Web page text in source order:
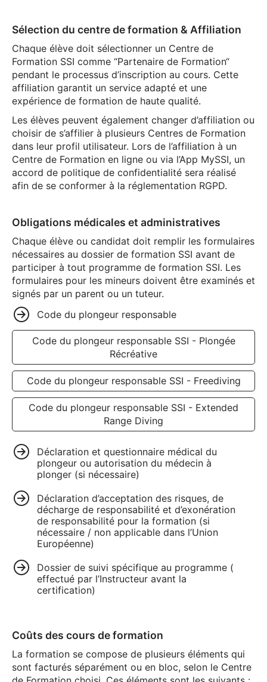
Sélection du centre de formation & Affiliation
Chaque élève doit sélectionner un Centre de
Formation SSI comme “Partenaire de Formation“
pendant le processus d’inscription au cours. Cette
affiliation garantit un service adapté et une
expérience de formation de haute qualité.
Les élèves peuvent également changer d’affiliation ou
choisir de s’affilier à plusieurs Centres de Formation
dans leur profil utilisateur. Lors de l’affiliation à un
Centre de Formation en ligne ou via l’App MySSI, un
accord de politique de confidentialité sera réalisé
afin de se conformer à la réglementation RGPD.
Obligations médicales et administratives
Chaque élève ou candidat doit remplir les formulaires
nécessaires au dossier de formation SSI avant de
participer à tout programme de formation SSI. Les
formulaires pour les mineurs doivent être examinés et
signés par un parent ou un tuteur.
Code du plongeur responsable
Code du plongeur responsable SSI - Plongée
Récréative
Code du plongeur responsable SSI - Freediving
Code du plongeur responsable SSI - Extended
Range Diving
Déclaration et questionnaire médical du
plongeur ou autorisation du médecin à
plonger (si nécessaire)
Déclaration d’acceptation des risques, de
décharge de responsabilité et d’exonération
de responsabilité pour la formation (si
nécessaire / non applicable dans l’Union
Européenne)
Dossier de suivi spécifique au programme (
effectué par l’Instructeur avant la
certification)
Coûts des cours de formation
La formation se compose de plusieurs éléments qui
sont facturés séparément ou en bloc, selon le Centre